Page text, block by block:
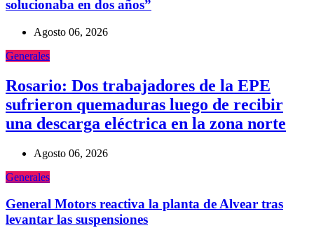
solucionaba en dos años”
Agosto 06, 2026
Generales
Rosario: Dos trabajadores de la EPE
sufrieron quemaduras luego de recibir
una descarga eléctrica en la zona norte
Agosto 06, 2026
Generales
General Motors reactiva la planta de Alvear tras
levantar las suspensiones